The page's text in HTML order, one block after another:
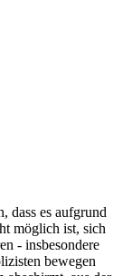
dass es aufgrund
möglich ist, sich
- insbesondere
bewegen